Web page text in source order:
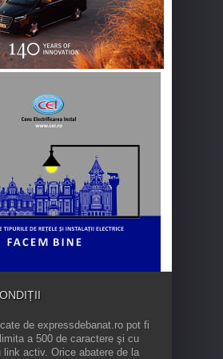
de expressdebanat.ro pot fi
a 500 de caractere şi cu
activ. Orice abatere de la